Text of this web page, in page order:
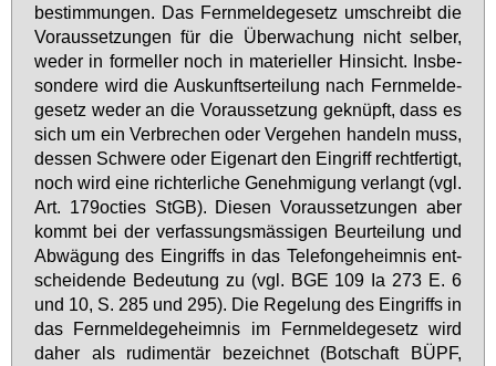
be­stim­mun­gen. Das Fern­mel­de­ge­setz um­schreibt die
Vor­aus­set­zun­gen für die Über­wa­chung nicht sel­ber,
we­der in for­mel­ler noch in ma­te­ri­el­ler Hin­sicht. Ins­be­
son­de­re wird die Aus­kunfts­er­tei­lung nach Fern­mel­de­
ge­setz we­der an die Vor­aus­set­zung ge­knüpft, dass es
sich um ein Ver­bre­chen oder Ver­ge­hen han­deln muss,
des­sen Schwe­re oder Ei­gen­art den Ein­griff recht­fer­tigt,
noch wird ei­ne rich­ter­li­che Ge­neh­mi­gung ver­langt (vgl.
Art. 179oc­ties StGB). Die­sen Vor­aus­set­zun­gen aber
kommt bei der ver­fas­sungs­mäs­si­gen Be­ur­tei­lung und
Ab­wä­gung des Ein­griffs in das Te­le­fon­ge­heim­nis ent­
schei­den­de Be­deu­tung zu (vgl. BGE 109 Ia 273 E. 6
und 10, S. 285 und 295). Die Re­ge­lung des Ein­griffs in
das Fern­mel­de­ge­heim­nis im Fern­mel­de­ge­setz wird
da­her als ru­di­men­tär be­zeich­net (Bot­schaft BÜPF,